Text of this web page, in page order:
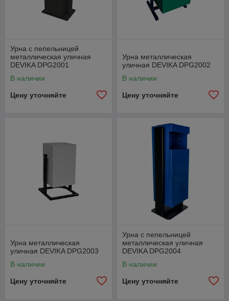
Урна с пепельницей
металлическая уличная
DEVIKA DPG2001
В наличии
Цену уточняйте
Урна металлическая
уличная DEVIKA DPG2002
В наличии
Цену уточняйте
Урна металлическая
уличная DEVIKA DPG2003
В наличии
Цену уточняйте
Урна с пепельницей
металлическая уличная
DEVIKA DPG2004
В наличии
Цену уточняйте